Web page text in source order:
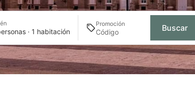
· 1 habitación
Promoción Buscar